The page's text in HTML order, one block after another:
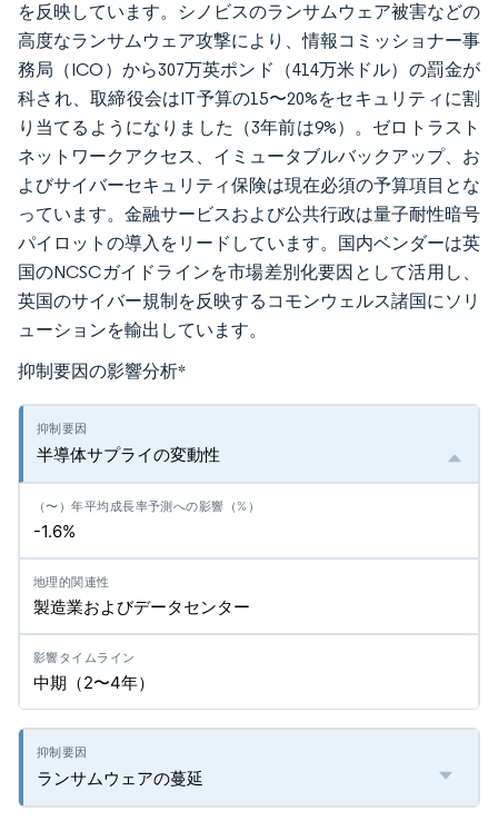
を反映しています。シノビスのランサムウェア被害などの
高度なランサムウェア攻撃により、情報コミッショナー事
務局（ICO）から307万英ポンド（414万米ドル）の罰金が
科され、取締役会はIT予算の15〜20%をセキュリティに割
り当てるようになりました（3年前は9%）。ゼロトラスト
ネットワークアクセス、イミュータブルバックアップ、お
よびサイバーセキュリティ保険は現在必須の予算項目とな
っています。金融サービスおよび公共行政は量子耐性暗号
パイロットの導入をリードしています。国内ベンダーは英
国のNCSCガイドラインを市場差別化要因として活用し、
英国のサイバー規制を反映するコモンウェルス諸国にソリ
ューションを輸出しています。
抑制要因の影響分析*
半導体サプライの変動性
-1.6%
製造業およびデータセンター
中期（2〜4年）
ランサムウェアの蔓延